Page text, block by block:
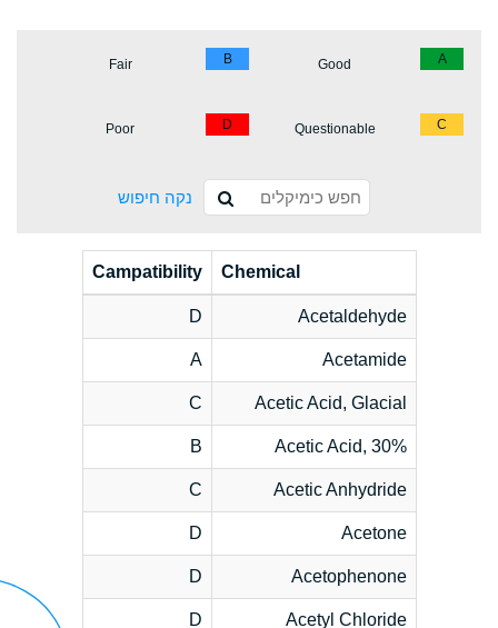
A
Good
B
Fair
C
Questionable
D
Poor
נקה חיפוש
Chemical
Campatibility
Acetaldehyde
D
Acetamide
A
Acetic Acid, Glacial
C
Acetic Acid, 30%
B
Acetic Anhydride
C
Acetone
D
Acetophenone
D
Acetyl Chloride
D